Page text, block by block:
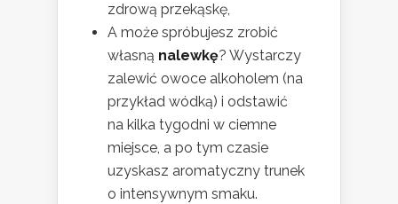
zdrową przekąskę,
A może spróbujesz zrobić
własną nalewkę? Wystarczy
zalewić owoce alkoholem (na
przykład wódką) i odstawić
na kilka tygodni w ciemne
miejsce, a po tym czasie
uzyskasz aromatyczny trunek
o intensywnym smaku.